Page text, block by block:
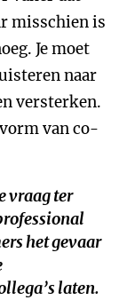
misschien is
Je moet
naar
versterken.
van co-
vraag ter
het gevaar
laten.